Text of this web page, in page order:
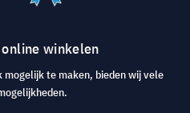
winkelen
mogelijk te maken, bieden wij vele